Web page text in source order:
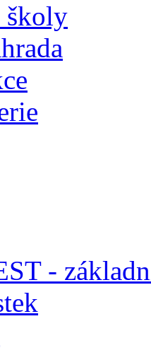
školy
-